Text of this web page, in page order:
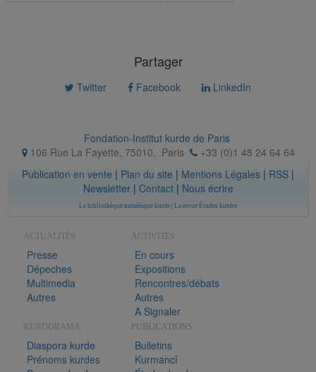
Partager
Twitter Facebook LinkedIn
Fondation-Institut kurde de Paris
106 Rue La Fayette, 75010, Paris
+33 (0)1 48 24 64 64
Publication en vente | Plan du site | Mentions Légales | RSS |
Newsletter| Contact| Nous écrire
La bibliothèque numérique kurde| La revue Études kurdes
ACTUALITÉS
Presse
Dépeches
Multimedia
Autres
ACTIVITÉS
En cours
Expositions
Rencontres/débats
Autres
A Signaler
KURDORAMA
Diaspora kurde
Prénoms kurdes
PUBLICATIONS
Bulletins
Kurmancî